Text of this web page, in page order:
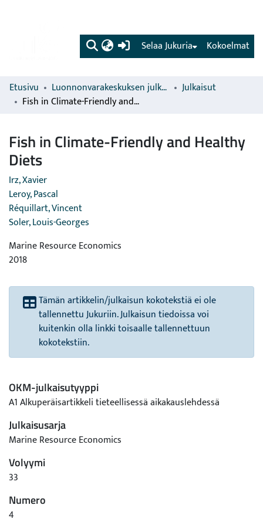
(current) Kokoelmat
Selaa Jukuria
Etusivu Luonnonvarakeskuksen julkaisut
Julkaisut
Fish in Climate-Friendly and Healthy Diets
Fish in Climate-Friendly and Healthy
Diets
Irz, Xavier
Leroy, Pascal
Réquillart, Vincent
Soler, Louis-Georges
Marine Resource Economics
2018
Tämän artikkelin/julkaisun kokotekstiä ei ole
tallennettu Jukuriin. Julkaisun tiedoissa voi
kuitenkin olla linkki toisaalle tallennettuun
kokotekstiin.
OKM-julkaisutyyppi
A1 Alkuperäisartikkeli tieteellisessä aikakauslehdessä
Julkaisusarja
Marine Resource Economics
Volyymi
33
Numero
4